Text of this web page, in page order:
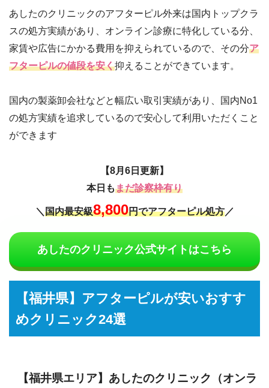
あしたのクリニックのアフターピル外来は国内トップクラ
スの処方実績があり、オンライン診療に特化している分、
家賃や広告にかかる費用を抑えられているので、その分ア
フターピルの値段を安く抑えることができています。
国内の製薬卸会社などと幅広い取引実績があり、国内No1
の処方実績を追求しているので安心して利用いただくこと
ができます
【8月6日更新】
本日もまだ診察枠有り
＼ 国内最安級8,800円でアフターピル処方／
あしたのクリニック公式サイトはこちら
【福井県】アフターピルが安いおすす
めクリニック24選
【福井県エリア】あしたのクリニック（オンラ